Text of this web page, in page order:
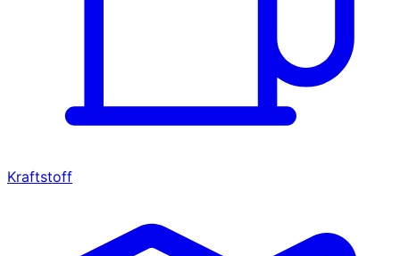
Kraftstoff